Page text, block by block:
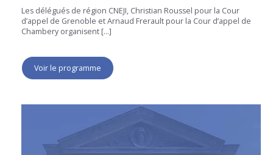
Les délégués de région CNEJI, Christian Roussel pour la Cour
d’appel de Grenoble et Arnaud Frerault pour la Cour d’appel de
Chambery organisent […]
Voir le programme